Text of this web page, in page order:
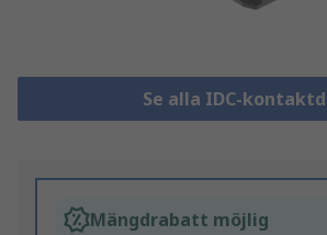
Se alla IDC-
Mängdrabatt möjlig